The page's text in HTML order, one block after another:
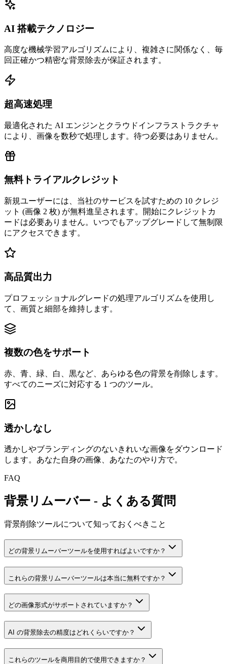
AI 搭載テクノロジー
高度な機械学習アルゴリズムにより、複雑さに関係なく、毎
回正確かつ精密な背景除去が保証されます。
超高速処理
最適化された AI エンジンとクラウドインフラストラクチャ
により、画像を数秒で処理します。待つ必要はありません。
無料トライアルクレジット
新規ユーザーには、当社のサービスを試すための 10 クレジ
ット (画像 2 枚) が無料進呈されます。開始にクレジットカ
ードは必要ありません。いつでもアップグレードして無制限
にアクセスできます。
高品質出力
プロフェッショナルグレードの処理アルゴリズムを使用し
て、画質と細部を維持します。
複数の色をサポート
赤、青、緑、白、黒など、あらゆる色の背景を削除します。
すべてのニーズに対応する 1 つのツール。
透かしなし
透かしやブランディングのないきれいな画像をダウンロード
します。あなた自身の画像、あなたのやり方で。
FAQ
背景リムーバー - よくある質問
背景削除ツールについて知っておくべきこと
どの背景リムーバーツールを使用すればよいですか？
これらの背景リムーバーツールは本当に無料ですか？
どの画像形式がサポートされていますか？
AI の背景除去の精度はどれくらいですか？
これらのツールを商用目的で使用できますか？